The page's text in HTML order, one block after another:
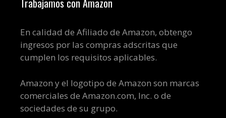
Trabajamos con Amazon
En calidad de Afiliado de Amazon, obtengo
ingresos por las compras adscritas que
cumplen los requisitos aplicables.
Amazon y el logotipo de Amazon son marcas
comerciales de Amazon.com, Inc. o de
sociedades de su grupo.